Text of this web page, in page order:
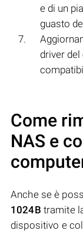
e di un
guasto
driver
Come
NAS e
Anche se è
1024B tramite
dispositivo e